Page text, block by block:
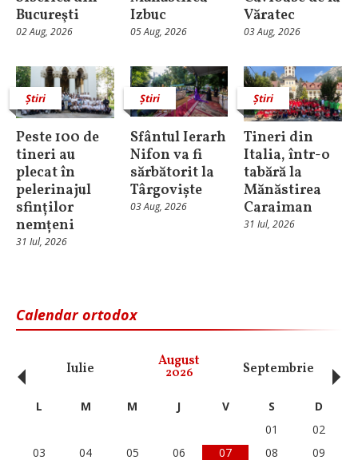
Bucureşti
02 Aug, 2026
Izbuc
05 Aug, 2026
Văratec
03 Aug, 2026
Știri
Peste 100 de
tineri au
plecat în
pelerinajul
sfinților
nemțeni
31 Iul, 2026
Știri
Sfântul Ierarh
Nifon va fi
sărbătorit la
Târgoviște
03 Aug, 2026
Știri
Tineri din
Italia, într-o
tabără la
Mănăstirea
Caraiman
31 Iul, 2026
Calendar ortodox
Iulie August
2026 Septembrie
‹ L M M J V S
D
01
02
03
04 05 06 07 08
09